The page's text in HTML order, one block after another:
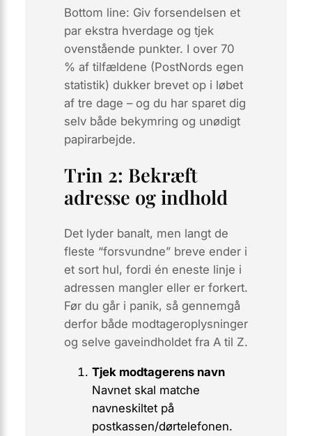
Bottom line: Giv forsendelsen et
par ekstra hverdage og tjek
ovenstående punkter. I over 70
% af tilfældene (PostNords egen
statistik) dukker brevet op i løbet
af tre dage – og du har sparet dig
selv både bekymring og unødigt
papirarbejde.
Trin 2: Bekræft
adresse og indhold
Det lyder banalt, men langt de
fleste “forsvundne” breve ender i
et sort hul, fordi én eneste linje i
adressen mangler eller er forkert.
Før du går i panik, så gennemgå
derfor både modtager­oplysninger
og selve gave­indholdet fra A til Z.
Tjek modtagerens navn
Navnet skal matche
navneskiltet på
postkassen/dørtelefonen.